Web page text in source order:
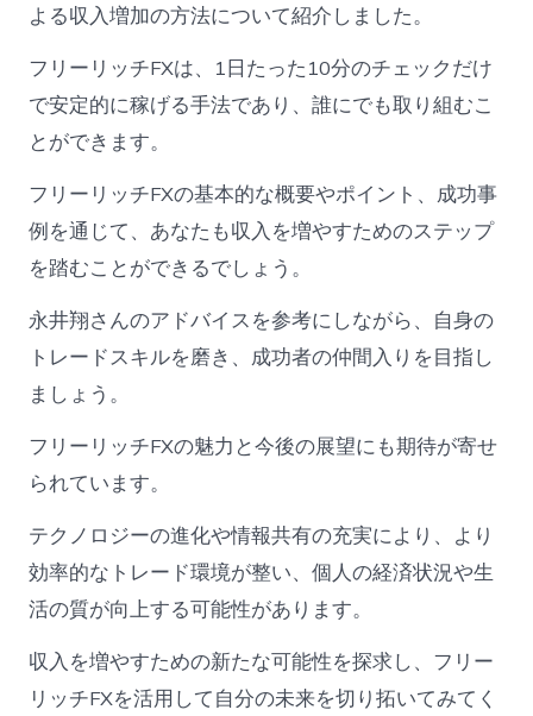
よる収入増加の方法について紹介しました。
フリーリッチFXは、1日たった10分のチェックだけ
で安定的に稼げる手法であり、誰にでも取り組むこ
とができます。
フリーリッチFXの基本的な概要やポイント、成功事
例を通じて、あなたも収入を増やすためのステップ
を踏むことができるでしょう。
永井翔さんのアドバイスを参考にしながら、自身の
トレードスキルを磨き、成功者の仲間入りを目指し
ましょう。
フリーリッチFXの魅力と今後の展望にも期待が寄せ
られています。
テクノロジーの進化や情報共有の充実により、より
効率的なトレード環境が整い、個人の経済状況や生
活の質が向上する可能性があります。
収入を増やすための新たな可能性を探求し、フリー
リッチFXを活用して自分の未来を切り拓いてみてく